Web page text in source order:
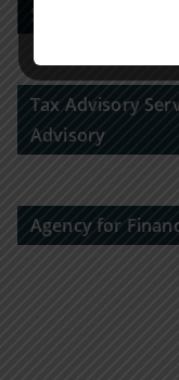
Strategy
Tax Advisory
Advisory
Agency for